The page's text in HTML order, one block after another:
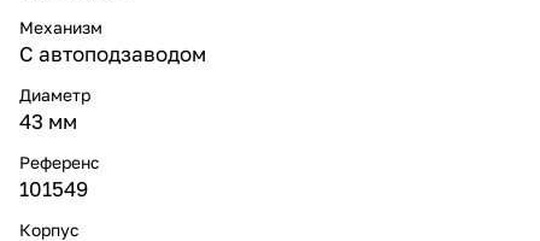
Механизм
С автоподзаводом
Диаметр
43 мм
Референс
101549
Корпус